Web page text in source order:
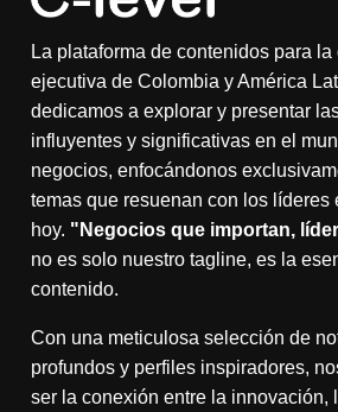
La plataforma de contenidos para la
ejecutiva de Colombia y América
dedicamos a explorar y presentar
influyentes y significativas en el
negocios, enfocándonos
temas que resuenan con los líderes
hoy. "Negocios que importan,
no es solo nuestro tagline, es la
contenido.
Con una meticulosa selección de
profundos y perfiles inspiradores,
ser la conexión entre la innovación,